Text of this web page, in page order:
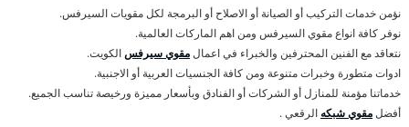
نؤمن خدمات التركيب أو الصيانة أو الاصلاح أو البرمجة لكل مقويات السيرفس.
نوفر كافة انواع مقوي السيرفس ومن اهم الماركات العالمية.
نتعاقد مع الفنين المحترفين والخبراء في اعمالمقوي سيرفسالكويت.
ادوات متطورة وخبرات متنوعة ومن كافة الجنسيات العربية أو الاجنبية.
خدماتنا مؤمنة للمنازل أو الشركات أو الفنادق وبأسعار مميزة ورخيصة تناسب الجميع.
أفضلمقوي شبكه الرقعي .